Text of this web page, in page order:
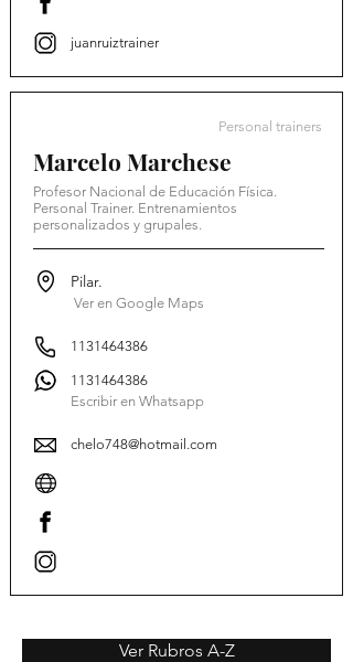
juanruiztrainer
Personal trainers
Marcelo Marchese
Profesor Nacional de Educación Física.
Personal Trainer. Entrenamientos
personalizados y grupales.
Pilar.
Ver en Google Maps
1131464386
1131464386
Escribir en Whatsapp
chelo748@hotmail.com
Ver Rubros A-Z